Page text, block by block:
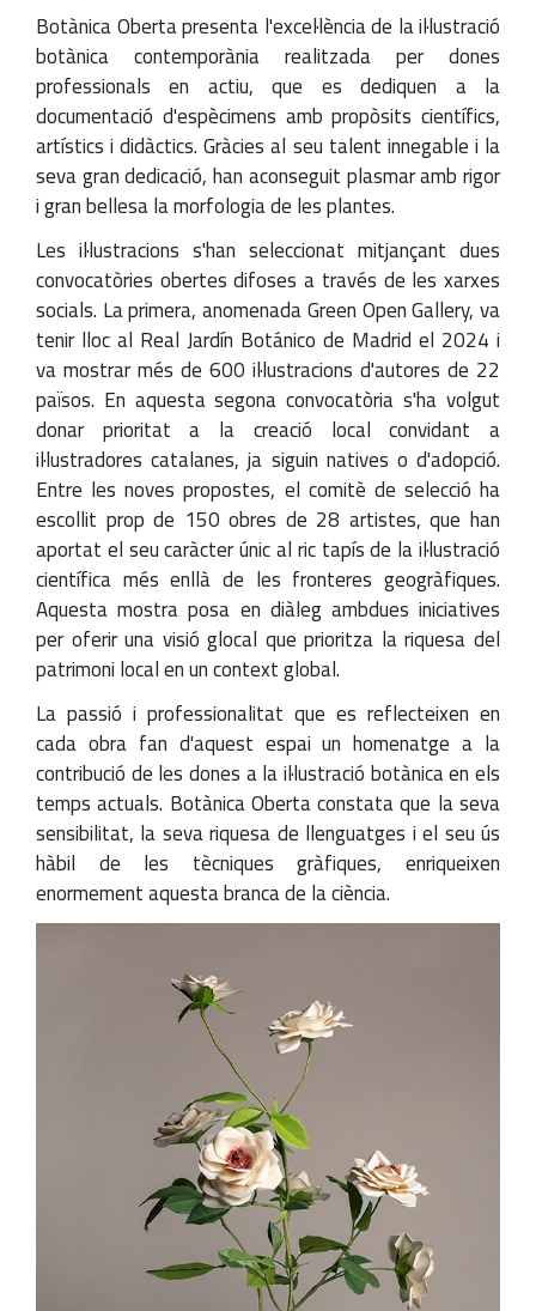
Botànica Oberta presenta l'excel·lència de la il·lustració
botànica contemporània realitzada per dones
professionals en actiu, que es dediquen a la
documentació d'espècimens amb propòsits científics,
artístics i didàctics. Gràcies al seu talent innegable i la
seva gran dedicació, han aconseguit plasmar amb rigor
i gran bellesa la morfologia de les plantes.
Les il·lustracions s'han seleccionat mitjançant dues
convocatòries obertes difoses a través de les xarxes
socials. La primera, anomenada Green Open Gallery, va
tenir lloc al Real Jardín Botánico de Madrid el 2024 i
va mostrar més de 600 il·lustracions d'autores de 22
països. En aquesta segona convocatòria s'ha volgut
donar prioritat a la creació local convidant a
il·lustradores catalanes, ja siguin natives o d'adopció.
Entre les noves propostes, el comitè de selecció ha
escollit prop de 150 obres de 28 artistes, que han
aportat el seu caràcter únic al ric tapís de la il·lustració
científica més enllà de les fronteres geogràfiques.
Aquesta mostra posa en diàleg ambdues iniciatives
per oferir una visió glocal que prioritza la riquesa del
patrimoni local en un context global.
La passió i professionalitat que es reflecteixen en
cada obra fan d'aquest espai un homenatge a la
contribució de les dones a la il·lustració botànica en els
temps actuals. Botànica Oberta constata que la seva
sensibilitat, la seva riquesa de llenguatges i el seu ús
hàbil de les tècniques gràfiques, enriqueixen
enormement aquesta branca de la ciència.